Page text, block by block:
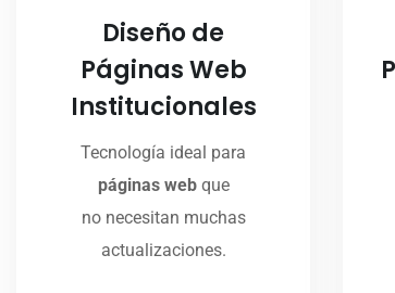
Diseño de
Páginas Web
Institucionales
Tecnología ideal para
páginas webque
no necesitan muchas
actualizaciones.